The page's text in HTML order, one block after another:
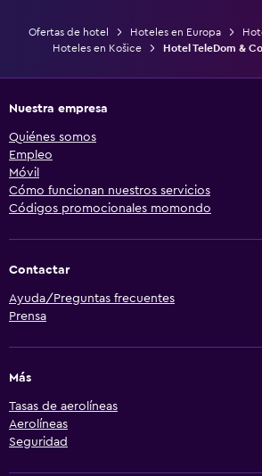
Ofertas de hotel Hoteles en Europa
Hoteles en Košice
Hotel TeleDom &
Nuestra empresa
Quiénes somos
Empleo
Móvil
Cómo funcionan nuestros servicios
Códigos promocionales momondo
Contactar
Ayuda/Preguntas frecuentes
Prensa
Más
Tasas de aerolíneas
Aerolíneas
Seguridad